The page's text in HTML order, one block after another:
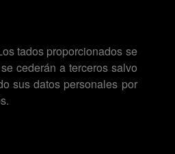
tados proporcionados se
cederán a terceros salvo
sus datos personales por